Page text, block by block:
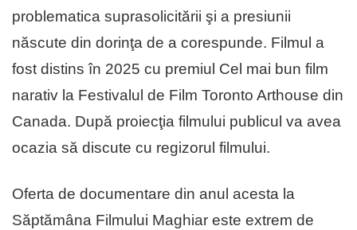
problematica suprasolicitării şi a presiunii
născute din dorinţa de a corespunde. Filmul a
fost distins în 2025 cu premiul Cel mai bun film
narativ la Festivalul de Film Toronto Arthouse din
Canada. După proiecţia filmului publicul va avea
ocazia să discute cu regizorul filmului.
Oferta de documentare din anul acesta la
Săptămâna Filmului Maghiar este extrem de